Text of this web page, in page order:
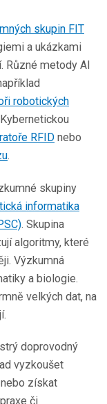
skupin FIT
a ukázkami
Různé metody AI
robotických
RFID nebo
.
skupiny
informatika
. Skupina
algoritmy, které
Výzkumná
a biologie.
velkých dat, na
doprovodný
vyzkoušet
získat
či